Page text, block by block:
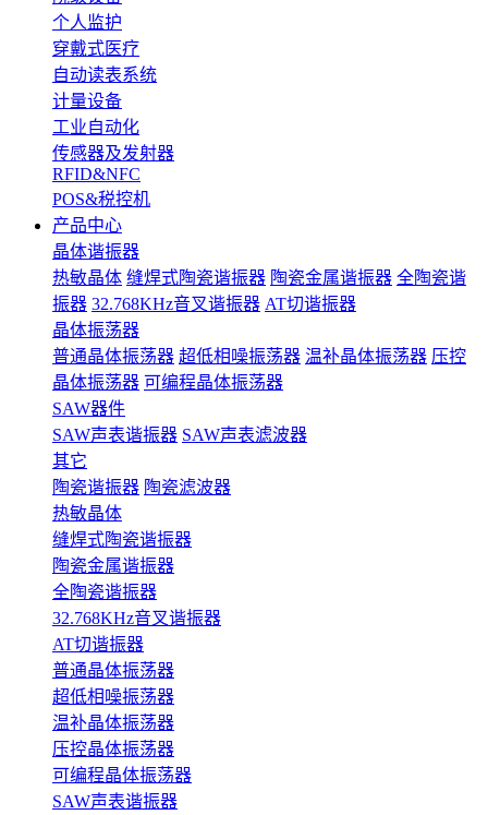
个人监护
穿戴式医疗
自动读表系统
计量设备
工业自动化
传感器及发射器
RFID&NFC
POS&税控机
产品中心
晶体谐振器
热敏晶体 缝焊式陶瓷谐振器 陶瓷金属谐振器 全陶瓷谐
振器 32.768KHz音叉谐振器 AT切谐振器
晶体振荡器
普通晶体振荡器 超低相噪振荡器 温补晶体振荡器 压控
晶体振荡器 可编程晶体振荡器
SAW器件
SAW声表谐振器 SAW声表滤波器
其它
陶瓷谐振器 陶瓷滤波器
热敏晶体
缝焊式陶瓷谐振器
陶瓷金属谐振器
全陶瓷谐振器
32.768KHz音叉谐振器
AT切谐振器
普通晶体振荡器
超低相噪振荡器
温补晶体振荡器
压控晶体振荡器
可编程晶体振荡器
SAW声表谐振器